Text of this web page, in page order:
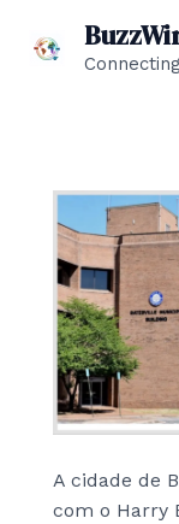
A cidade de
com o Harry